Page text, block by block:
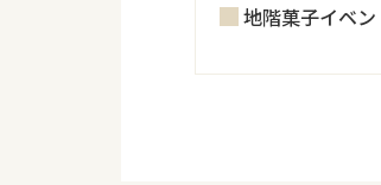
地階菓子イベ